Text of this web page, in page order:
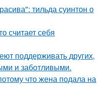
тильда суинтон о
считает себя
поддерживать других,
и заботливыми.
что жена подала на